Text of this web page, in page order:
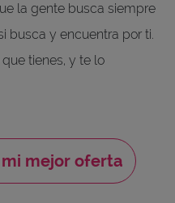
la gente busca siempre
busca y encuentra por ti.
tienes, y te lo
mejor oferta